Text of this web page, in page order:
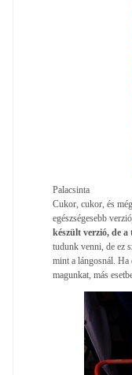
Palacsinta
Cukor, cukor, és
egészségesebb
készült verzió, de
tudunk venni, de ez
mint a lángosnál. Ha
magunkat, más